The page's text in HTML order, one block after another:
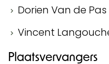
Dorien Van de Pas
Vincent
Plaatsvervangers